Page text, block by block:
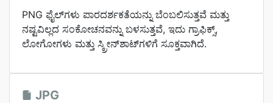
PNG ಫೈಲ್‌ಗಳು ಪಾರದರ್ಶಕತೆಯನ್ನು ಬೆಂಬಲಿಸುತ್ತವೆ ಮತ್ತು
ನಷ್ಟವಿಲ್ಲದ ಸಂಕೋಚನವನ್ನು ಬಳಸುತ್ತವೆ, ಇದು ಗ್ರಾಫಿಕ್ಸ್,
ಲೋಗೋಗಳು ಮತ್ತು ಸ್ಕ್ರೀನ್‌ಶಾಟ್‌ಗಳಿಗೆ ಸೂಕ್ತವಾಗಿದೆ.
JPG